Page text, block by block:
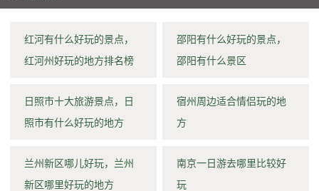
红河有什么好玩的景点，
红河州好玩的地方排名榜
邵阳有什么好玩的景点，
邵阳有什么景区
日照市十大旅游景点，日
照市有什么好玩的地方
宿州周边适合情侣玩的地
方
兰州新区哪儿好玩，兰州
新区哪里好玩的地方
南京一日游去哪里比较好
玩